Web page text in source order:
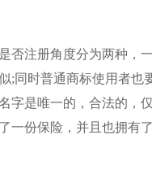
否注册角度分为两种，
;同时普通商标使用者
字是唯一的，合法的，
一份保险，并且也拥有